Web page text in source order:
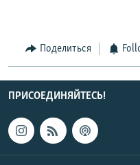
Поделиться
ПРИСОЕДИНЯЙТЕСЬ!